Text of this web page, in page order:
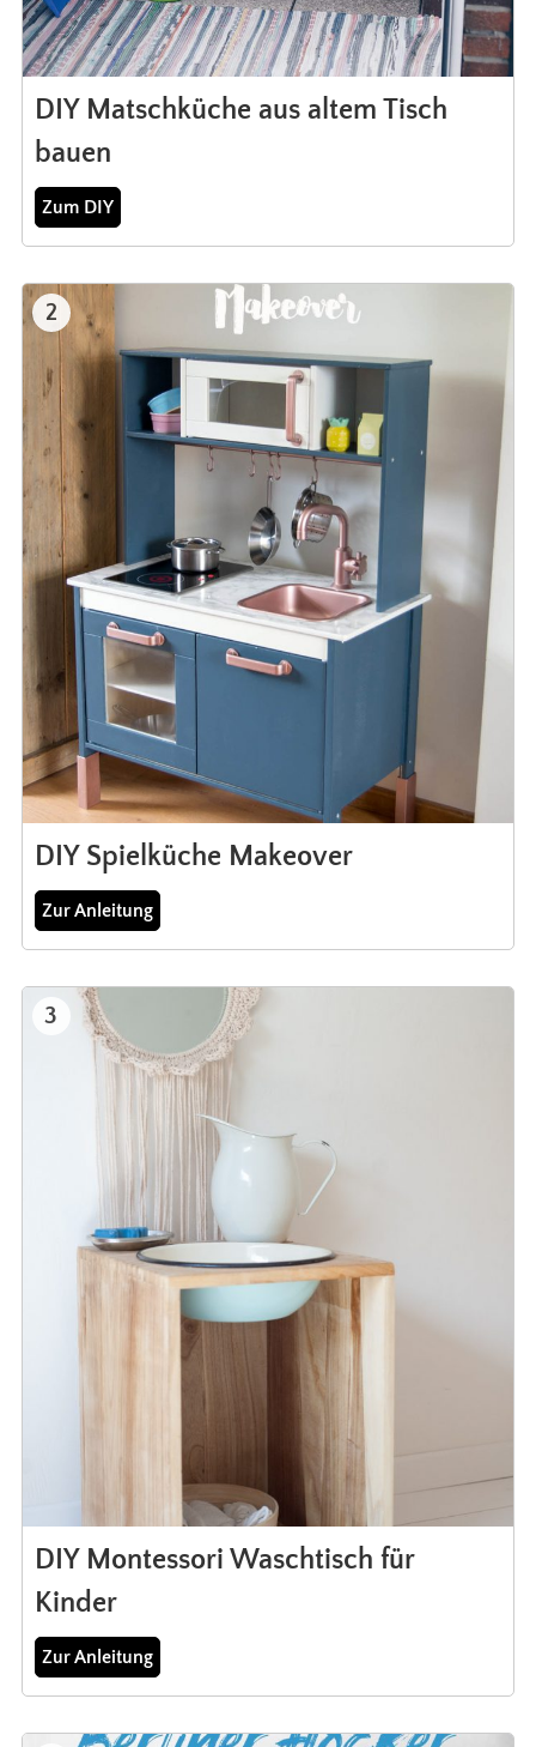
DIY Matschküche aus altem Tisch
bauen
Zum DIY
2
DIY Spielküche Makeover
Zur Anleitung
3
DIY Montessori Waschtisch für
Kinder
Zur Anleitung